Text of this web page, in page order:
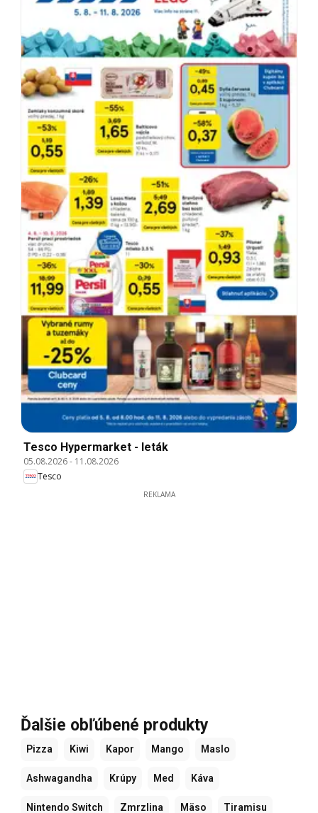
Tesco Hypermarket - leták
05.08.2026- 11.08.2026
Tesco
REKLAMA
Ďalšie obľúbené produkty
Pizza Kiwi Kapor Mango Maslo
Ashwagandha Krúpy Med Káva
Nintendo Switch Zmrzlina Mäso Tiramisu